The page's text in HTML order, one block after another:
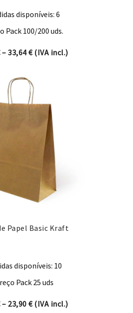
disponíveis: 6
Pack 100/200 uds.
– 33,64€Price range: 7,99 € through
(IVA incl.)
Papel Basic Kraft
disponíveis: 10
Pack 25 uds
– 23,90 €Price range: 7,56 € through
(IVA incl.)